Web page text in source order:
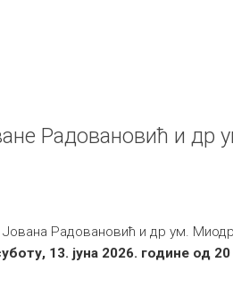
Радовановић и др
Радовановић и др ум.
13. јуна 2026. године од 20